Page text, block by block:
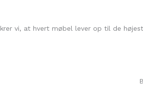
vi, at hvert møbel lever op til de